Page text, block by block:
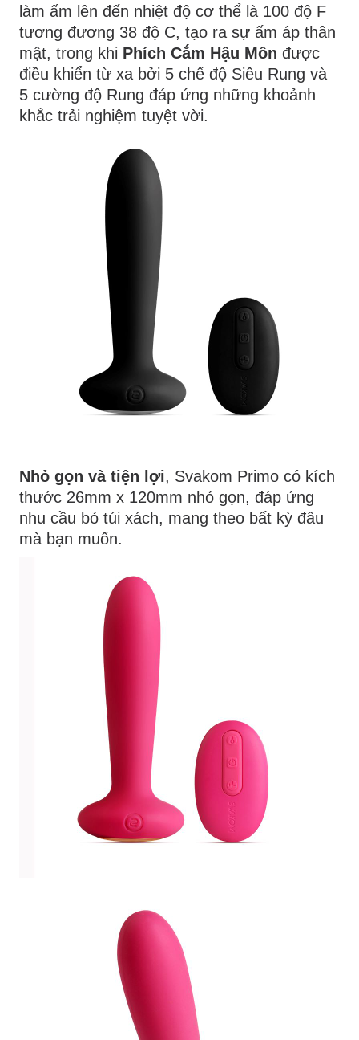
làm ấm lên đến nhiệt độ cơ thể là 100 độ F
tương đương 38 độ C, tạo ra sự ấm áp thân
mật, trong khi Phích Cắm Hậu Môn được
điều khiển từ xa bởi 5 chế độ Siêu Rung và
5 cường độ Rung đáp ứng những khoảnh
khắc trải nghiệm tuyệt vời.
Nhỏ gọn và tiện lợi, Svakom Primo có kích
thước 26mm x 120mm nhỏ gọn, đáp ứng
nhu cầu bỏ túi xách, mang theo bất kỳ đâu
mà bạn muốn.